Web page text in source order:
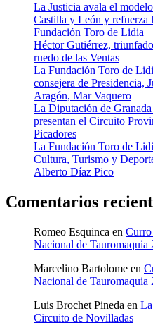
La Justicia avala el
Castilla y León y refuerza
Fundación Toro de Lidia
Héctor Gutiérrez,
ruedo de las Ventas
La Fundación Toro de
consejera de Presidencia,
Aragón, Mar Vaquero
La Diputación de
presentan el Circuito
Picadores
La Fundación Toro de
Cultura, Turismo y
Alberto Díaz Pico
Comentarios
Romeo Esquinca en Curro
Nacional de Tauromaquia
Marcelino Bartolome en
Nacional de Tauromaquia
Luis Brochet Pineda en
Circuito de Novilladas